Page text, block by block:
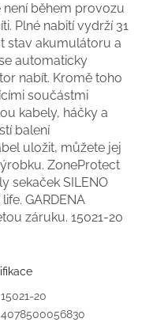
není během provozu
Plné nabití vydrží 31
stav akumulátoru a
automaticky
nabít. Kromě toho
součástmi
kabely, háčky a
balení
uložit, můžete jej
ZoneProtect
sekaček SILENO
GARDENA
záruku. 15021-20
15021-20
4078500056830